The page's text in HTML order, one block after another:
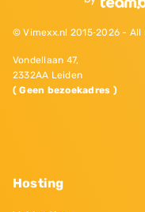
© Vimexx.nl 2015‐2026 -
Vondellaan 47,
2332AA Leiden
( Geen bezoekadres )
Hosting